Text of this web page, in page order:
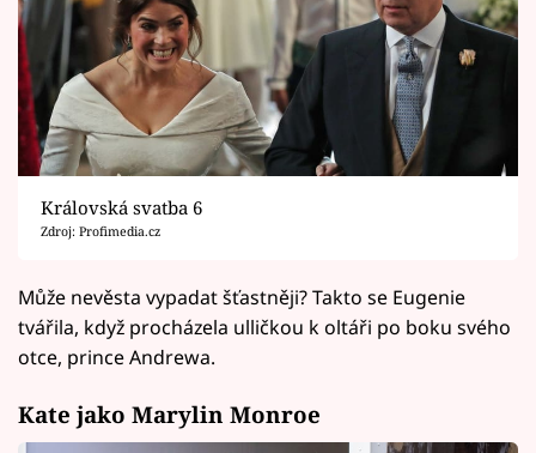
Královská svatba 6
Zdroj: Profimedia.cz
Může nevěsta vypadat šťastněji? Takto se Eugenie
tvářila, když procházela ulličkou k oltáři po boku svého
otce, prince Andrewa.
Kate jako Marylin Monroe